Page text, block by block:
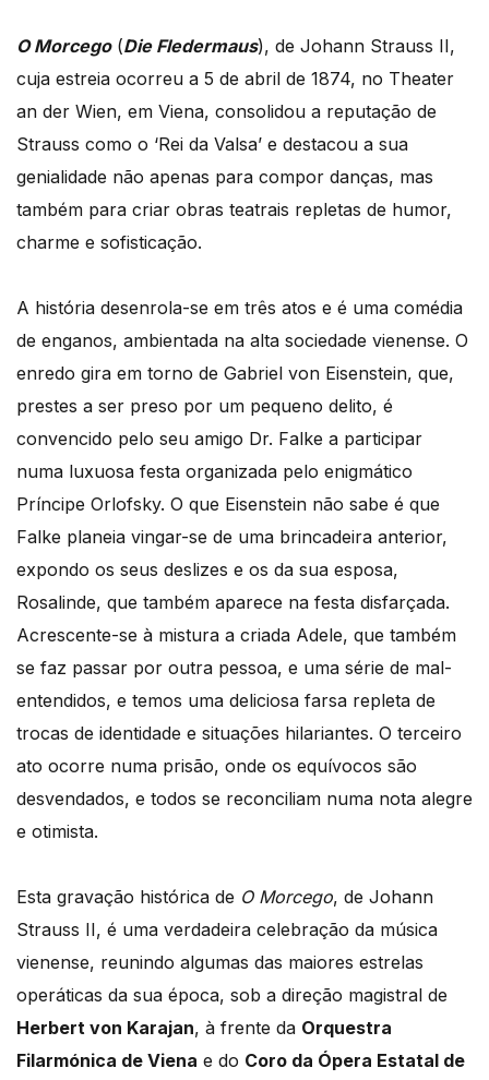
O Morcego(Die Fledermaus), de Johann Strauss II,
cuja estreia ocorreu a 5 de abril de 1874, no Theater
an der Wien, em Viena, consolidou a reputação de
Strauss como o ‘Rei da Valsa’ e destacou a sua
genialidade não apenas para compor danças, mas
também para criar obras teatrais repletas de humor,
charme e sofisticação.
A história desenrola-se em três atos e é uma comédia
de enganos, ambientada na alta sociedade vienense. O
enredo gira em torno de Gabriel von Eisenstein, que,
prestes a ser preso por um pequeno delito, é
convencido pelo seu amigo Dr. Falke a participar
numa luxuosa festa organizada pelo enigmático
Príncipe Orlofsky. O que Eisenstein não sabe é que
Falke planeia vingar-se de uma brincadeira anterior,
expondo os seus deslizes e os da sua esposa,
Rosalinde, que também aparece na festa disfarçada.
Acrescente-se à mistura a criada Adele, que também
se faz passar por outra pessoa, e uma série de mal-
entendidos, e temos uma deliciosa farsa repleta de
trocas de identidade e situações hilariantes. O terceiro
ato ocorre numa prisão, onde os equívocos são
desvendados, e todos se reconciliam numa nota alegre
e otimista.
Esta gravação histórica de O Morcego, de Johann
Strauss II, é uma verdadeira celebração da música
vienense, reunindo algumas das maiores estrelas
operáticas da sua época, sob a direção magistral de
Herbert von Karajan, à frente da Orquestra
Filarmónica de Viena e do Coro da Ópera Estatal de